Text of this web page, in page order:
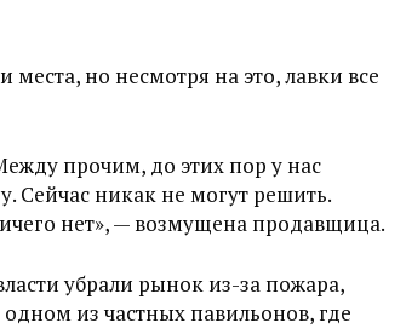
места, но несмотря на это, лавки все
прочим, до этих пор у нас
Сейчас никак не могут решить.
нет», — возмущена продавщица.
убрали рынок из-за пожара,
из частных павильонов, где